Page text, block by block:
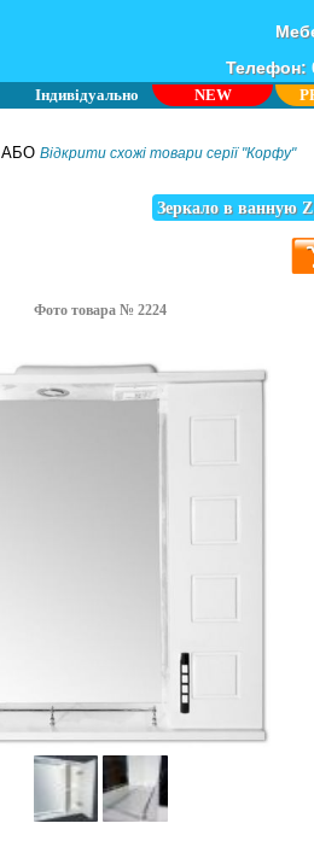
Телефон:
Індивідуально NEW
АБО Відкрити схожі товари серії "Корфу"
Зеркало в ванную
Фото товара № 2224